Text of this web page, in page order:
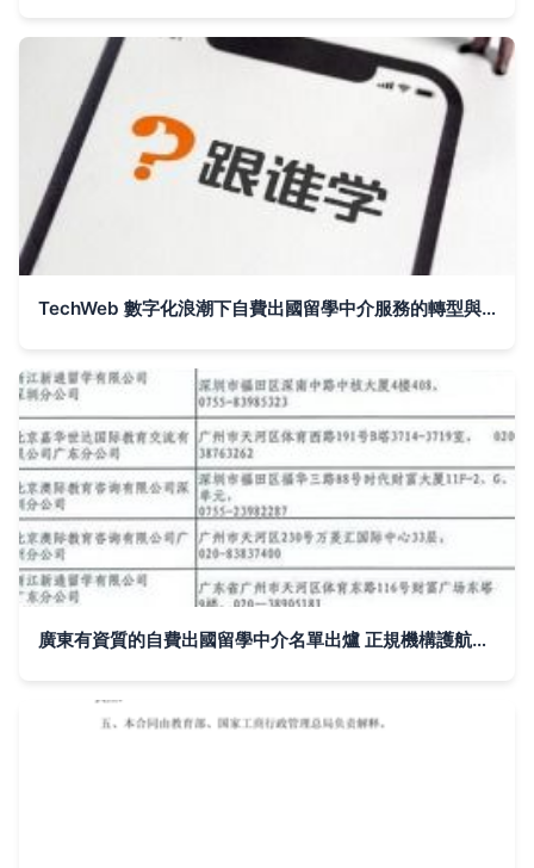
TechWeb 數字化浪潮下自費出國留學中介服務的轉型與挑戰
廣東有資質的自費出國留學中介名單出爐 正規機構護航留學之路